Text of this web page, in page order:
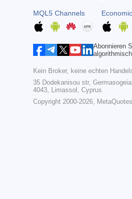
MQL5 Channels
Abonnieren
Kein Broker, keine echten
35 Dodekanisou str,
4043, Limassol, Cyprus
Copyright 2000-2026,